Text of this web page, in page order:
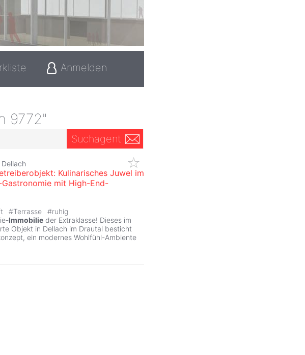
Anmelden
9772"
Suchagent
Dellach
Kulinarisches Juwel im
mit High-End-
#Terrasse #ruhig
Immobilie der Extraklasse! Dieses im
Objekt in Dellach im Drautal besticht
ein modernes Wohlfühl-Ambiente